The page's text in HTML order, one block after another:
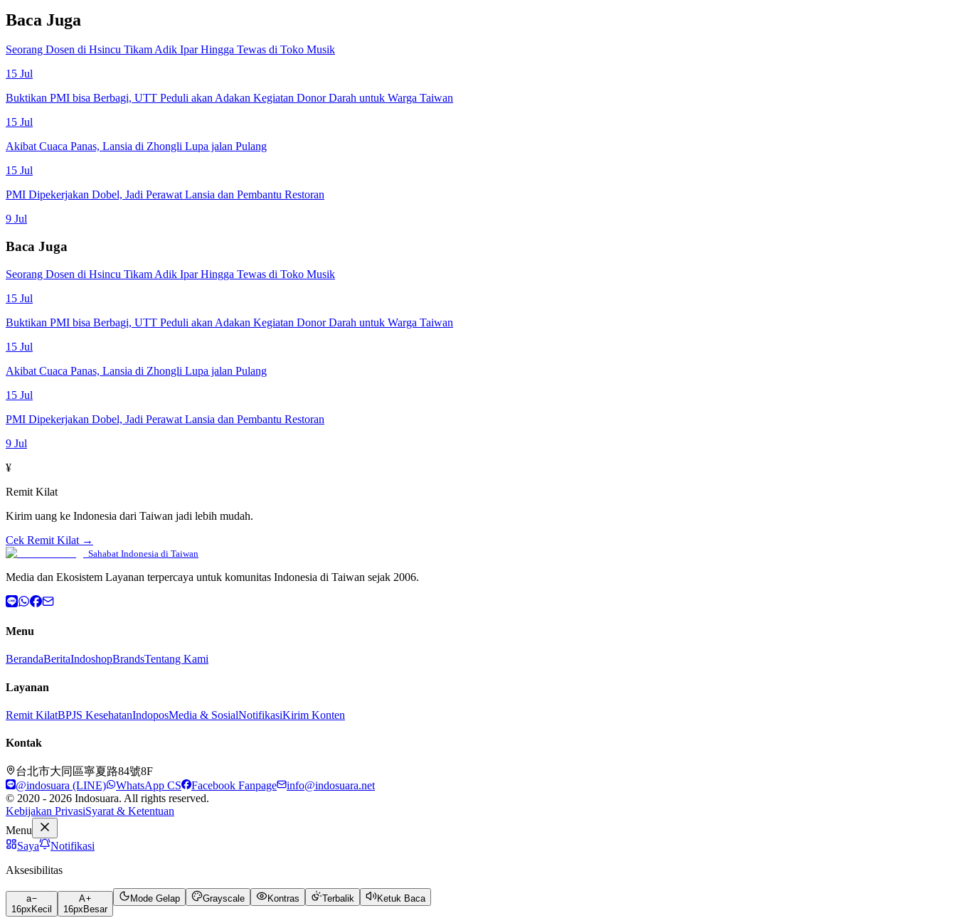
Baca Juga
Seorang Dosen di Hsincu Tikam Adik Ipar Hingga Tewas di Toko Musik
15 Jul
Buktikan PMI bisa Berbagi, UTT Peduli akan Adakan Kegiatan Donor Darah untuk Warga Taiwan
15 Jul
Akibat Cuaca Panas, Lansia di Zhongli Lupa jalan Pulang
15 Jul
PMI Dipekerjakan Dobel, Jadi Perawat Lansia dan Pembantu Restoran
9 Jul
Baca Juga
Seorang Dosen di Hsincu Tikam Adik Ipar Hingga Tewas di Toko Musik
15 Jul
Buktikan PMI bisa Berbagi, UTT Peduli akan Adakan Kegiatan Donor Darah untuk Warga Taiwan
15 Jul
Akibat Cuaca Panas, Lansia di Zhongli Lupa jalan Pulang
15 Jul
PMI Dipekerjakan Dobel, Jadi Perawat Lansia dan Pembantu Restoran
9 Jul
¥
Remit Kilat
Kirim uang ke Indonesia dari Taiwan jadi lebih mudah.
Cek Remit Kilat →
Sahabat Indonesia di Taiwan
Media dan Ekosistem Layanan terpercaya untuk komunitas Indonesia di Taiwan sejak 2006.
Menu
BerandaBeritaIndoshopBrandsTentang Kami
Layanan
Remit KilatBPJS KesehatanIndoposMedia & SosialNotifikasiKirim Konten
Kontak
台北市大同區寧夏路84號8F
@indosuara (LINE)
WhatsApp CS Facebook Fanpage
info@indosuara.net
© 2020 - 2026 Indosuara. All rights reserved.
Kebijakan PrivasiSyarat & Ketentuan
Menu
Saya
Notifikasi
Aksesibilitas
a
16px Kecil
A
16px Besar
Mode Gelap Grayscale Kontras Terbalik Ketuk Baca